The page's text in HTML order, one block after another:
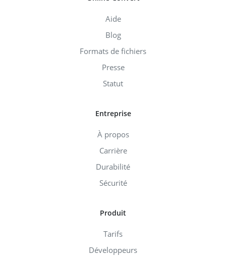
Aide
Blog
Formats de fichiers
Presse
Statut
Entreprise
À propos
Carrière
Durabilité
Sécurité
Produit
Tarifs
Développeurs